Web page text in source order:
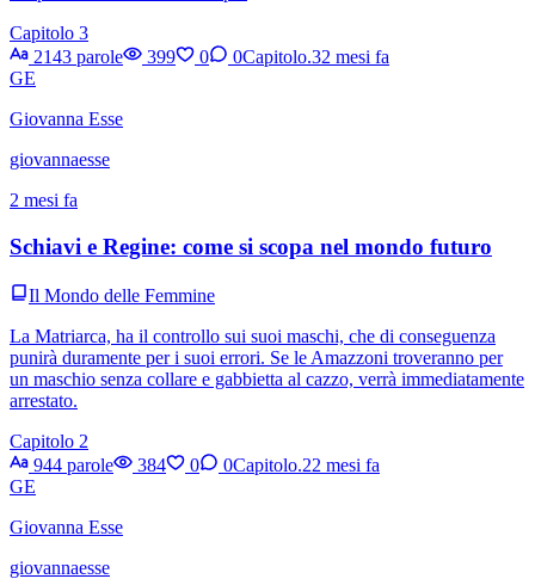
Capitolo 3
2143 parole
399 0 0Capitolo.32 mesi fa
GE
Giovanna Esse
giovannaesse
2 mesi fa
Schiavi e Regine: come si scopa nel mondo futuro
Il Mondo delle Femmine
La Matriarca, ha il controllo sui suoi maschi, che di conseguenza
punirà duramente per i suoi errori. Se le Amazzoni troveranno per
un maschio senza collare e gabbietta al cazzo, verrà immediatamente
arrestato.
Capitolo 2
944 parole
384 0 0Capitolo.22 mesi fa
GE
Giovanna Esse
giovannaesse